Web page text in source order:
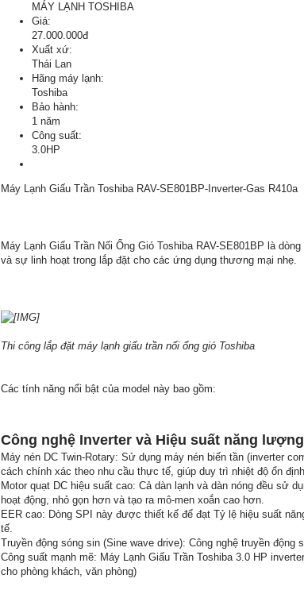
MÁY LẠNH TOSHIBA
Giá:
27.000.000đ
Xuất xứ:
Thái Lan
Hãng máy lạnh:
Toshiba
Bảo hành:
1 năm
Công suất:
3.0HP
Máy Lạnh Giấu Trần Toshiba RAV-SE801BP-Inverter-Gas R410a
Máy Lạnh Giấu Trần Nối Ống Gió Toshiba RAV-SE801BP là
và sự linh hoạt trong lắp đặt cho các ứng dụng thương mại nhẹ.
Thi công lắp đặt máy lạnh giấu trần nối ống gió Toshiba
Các tính năng nổi bật của model này bao gồm:
Công nghệ Inverter và Hiệu suất năng lượng
Máy nén DC Twin-Rotary: Sử dụng máy nén biến tần (inverter
cách chính xác theo nhu cầu thực tế, giúp duy trì nhiệt độ ổn
Motor quạt DC hiệu suất cao: Cả dàn lạnh và dàn nóng đều sử
hoạt động, nhỏ gọn hơn và tạo ra mô-men xoắn cao hơn.
EER cao: Dòng SPI này được thiết kế để đạt Tỷ lệ hiệu suất
tế.
Truyền động sóng sin (Sine wave drive): Công nghệ truyền
Công suất mạnh mẽ: Máy Lạnh Giấu Trần Toshiba 3.0 HP
cho phòng khách, văn phòng)